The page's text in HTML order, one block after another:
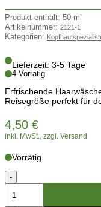
Produkt enthält: 50 ml
Artikelnummer: 2121-1
Kategorien:
Lieferzeit: 3-5 Tage
4 Vorrätig
Erfrischende
Reisegröße perfekt für
4,50 €
inkl. MwSt., zzgl. Versand
Vorrätig
Haarwäsche
Reisegröße
Menge
-